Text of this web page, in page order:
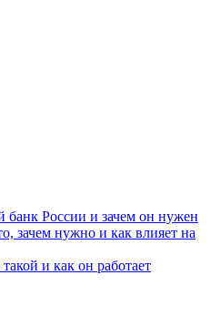
банк России и зачем он нужен
зачем нужно и как влияет на
и как он работает